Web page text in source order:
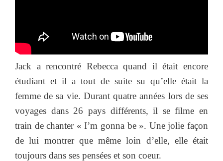
Jack a rencontré Rebecca quand il était encore
étudiant et il a tout de suite su qu’elle était la
femme de sa vie. Durant quatre années lors de ses
voyages dans 26 pays différents, il se filme en
train de chanter « I’m gonna be ». Une jolie façon
de lui montrer que même loin d’elle, elle était
toujours dans ses pensées et son coeur.